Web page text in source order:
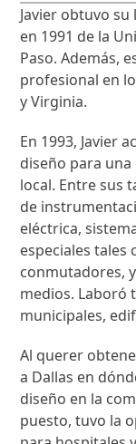
Javier obtuvo
en 1991 de la
Paso. Además,
profesional en
y Virginia.
En 1993, Javier
diseño para
local. Entre sus
de
eléctrica,
especiales tales
conmutadores,
medios. Laboró
municipales,
Al querer
a Dallas en
diseño en la
puesto, tuvo la